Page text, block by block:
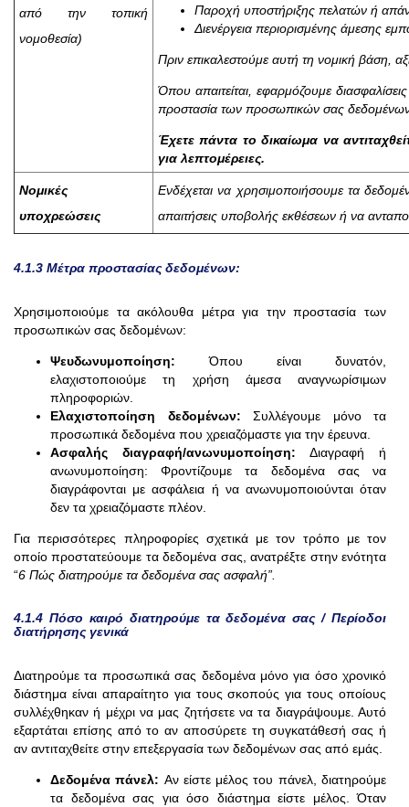
από την τοπική
νομοθεσία)
Παροχή υποστήριξης πελατών ή
Διενέργεια περιορισμένης άμεσης
Πριν επικαλεστούμε αυτή τη νομική βάση,
Όπου απαιτείται, εφαρμόζουμε
προστασία των προσωπικών σας
Έχετε πάντα το δικαίωμα να
για λεπτομέρειες.
Νομικές
υποχρεώσεις
Ενδέχεται να χρησιμοποιήσουμε τα
απαιτήσεις υποβολής εκθέσεων ή να
4.1.3 Μέτρα προστασίας δεδομένων:
Χρησιμοποιούμε τα ακόλουθα μέτρα για την προστασία των
προσωπικών σας δεδομένων:
Ψευδωνυμοποίηση:Όπου είναι δυνατόν,
ελαχιστοποιούμε τη χρήση άμεσα αναγνωρίσιμων
πληροφοριών.
Ελαχιστοποίηση δεδομένων: Συλλέγουμε μόνο τα
προσωπικά δεδομένα που χρειαζόμαστε για την έρευνα.
Ασφαλής διαγραφή/ανωνυμοποίηση:Διαγραφή ή
ανωνυμοποίηση: Φροντίζουμε τα δεδομένα σας να
διαγράφονται με ασφάλεια ή να ανωνυμοποιούνται όταν
δεν τα χρειαζόμαστε πλέον.
Για περισσότερες πληροφορίες σχετικά με τον τρόπο με τον
οποίο προστατεύουμε τα δεδομένα σας, ανατρέξτε στην ενότητα
“6 Πώς διατηρούμε τα δεδομένα σας ασφαλή”.
4.1.4 Πόσο καιρό διατηρούμε τα δεδομένα σας / Περίοδοι
διατήρησης γενικά
Διατηρούμε τα προσωπικά σας δεδομένα μόνο για όσο χρονικό
διάστημα είναι απαραίτητο για τους σκοπούς για τους οποίους
συλλέχθηκαν ή μέχρι να μας ζητήσετε να τα διαγράψουμε. Αυτό
εξαρτάται επίσης από το αν αποσύρετε τη συγκατάθεσή σας ή
αν αντιταχθείτε στην επεξεργασία των δεδομένων σας από εμάς.
Δεδομένα πάνελ: Αν είστε μέλος του πάνελ, διατηρούμε
τα δεδομένα σας για όσο διάστημα είστε μέλος. Όταν